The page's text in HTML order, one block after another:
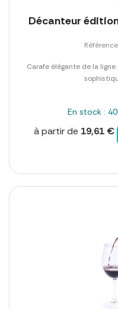
Décanteur
Carafe élégante de la
En stock :
à partir de 19,61 €